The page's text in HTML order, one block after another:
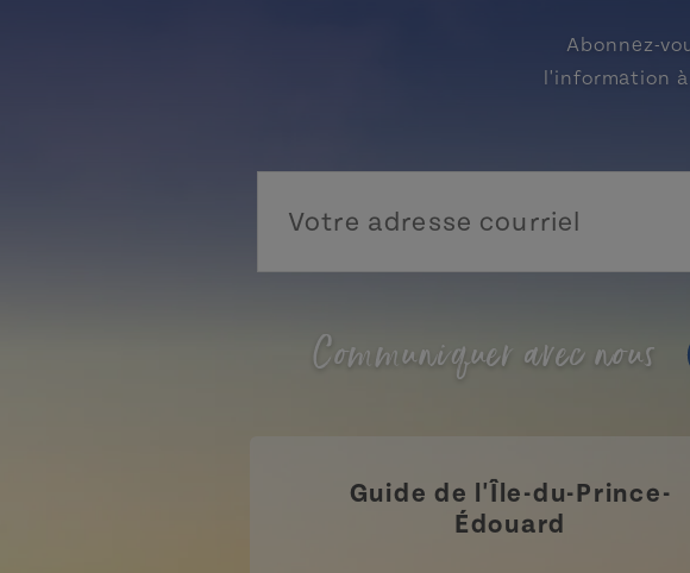
Abonnez-
l'information
Communiquer avec nous
Guide de l'Île-du-Prince-
Édouard